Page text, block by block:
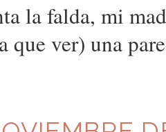
la falda, mi
que ver) una